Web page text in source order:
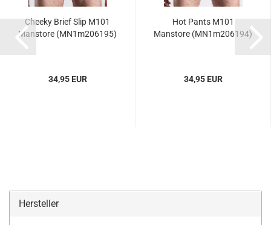
Cheeky Brief Slip M101
Manstore (MN1m206195)
34,95 EUR
Hot Pants M101
Manstore (MN1m206194)
34,95 EUR
Hersteller